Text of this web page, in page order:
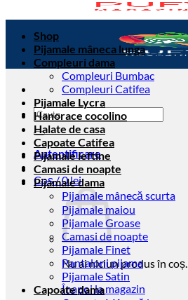
Caută
după:
Autentificare
Coș /0lei
Nu ai niciun produs în coș.
Înapoi la magazin
Shop
Pijamale mâneca lunga
Compleuri dama
Compleuri Bumbac
Compleuri Catifea
Pijamale Lycra
Hanorace cocolino
Halate de casa
Capoate Catifea
Pijamale ieftine
Camasi de noapte
Pijamale dama
Pijamale mânecă scurta
Pijamale maiou
Pijamale Groase
Camasi de noapte
Pijamale Finet
Pantaloni pijama
Pijamale Satin
Capoate dama